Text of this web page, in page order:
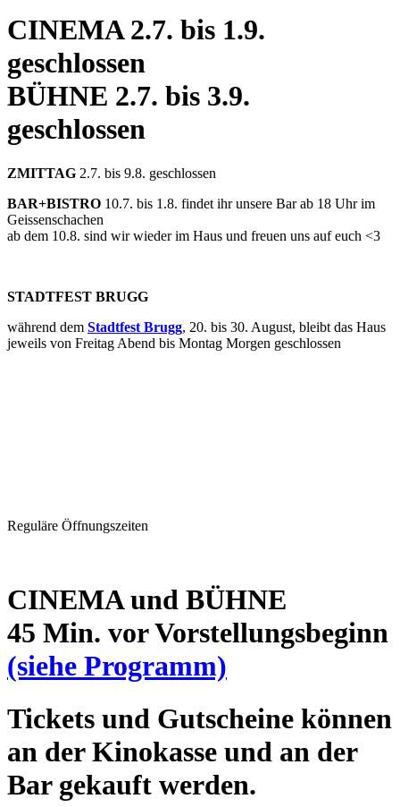
CINEMA2.7. bis 1.9.
geschlossen
BÜHNE 2.7. bis 3.9.
geschlossen
ZMITTAG 2.7. bis 9.8. geschlossen
BAR+BISTRO 10.7. bis 1.8. findet ihr unsere Bar ab 18 Uhr im
Geissenschachen
ab dem 10.8. sind wir wieder im Haus und freuen uns auf euch <3
STADTFEST BRUGG
während dem Stadtfest Brugg, 20. bis 30. August, bleibt das Haus
jeweils von Freitag Abend bis Montag Morgen geschlossen
Reguläre Öffnungszeiten
CINEMA und BÜHNE
45 Min. vor Vorstellungsbeginn
(siehe Programm)
Tickets und Gutscheine können
an der Kinokasse und an der
Bar gekauft werden.